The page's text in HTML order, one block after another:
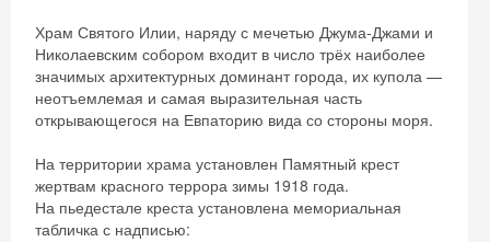
Храм Святого Илии, наряду с мечетью Джума-Джами и
Николаевским собором входит в число трёх наиболее
значимых архитектурных доминант города, их купола —
неотъемлемая и самая выразительная часть
открывающегося на Евпаторию вида со стороны моря.
На территории храма установлен Памятный крест
жертвам красного террора зимы 1918 года.
На пьедестале креста установлена мемориальная
табличка с надписью: